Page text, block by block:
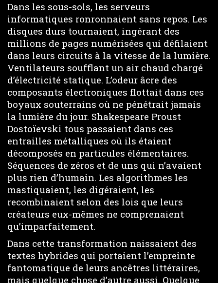
Dans les sous-sols, les serveurs
informatiques ronronnaient sans repos. Les
disques durs tournaient, ingérant des
millions de pages numérisées qui défilaient
dans leurs circuits à la vitesse de la lumière.
Ventilateurs soufflant un air chaud chargé
d’électricité statique. L’odeur âcre des
composants électroniques flottait dans ces
boyaux souterrains où ne pénétrait jamais
la lumière du jour. Shakespeare Proust
Dostoïevski tous passaient dans ces
entrailles métalliques où ils étaient
décomposés en particules élémentaires.
Séquences de zéros et de uns qui n’avaient
plus rien d’humain. Les algorithmes les
mastiquaient, les digéraient, les
recombinaient selon des lois que leurs
créateurs eux-mêmes ne comprenaient
qu’imparfaitement.
Dans cette transformation naissaient des
textes hybrides qui portaient l’empreinte
fantomatique de leurs ancêtres littéraires,
mais quelque chose d’autre aussi. Quelque